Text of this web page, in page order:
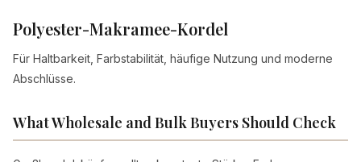
Polyester-Makramee-Kordel
Für Haltbarkeit, Farbstabilität, häufige Nutzung und moderne
Abschlüsse.
What Wholesale and Bulk Buyers Should Check